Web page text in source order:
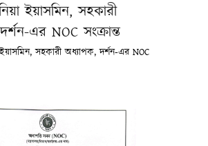
ইয়াসমিন, সহকারী
এর NOC সংক্রান্ত
সহকারী অধ্যাপক, দর্শন-এর NOC